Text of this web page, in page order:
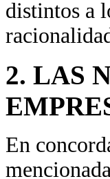
distintos a
2. LAS
En